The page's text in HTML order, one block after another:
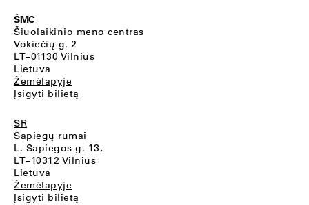
ŠMC
Šiuolaikinio meno centras
Vokiečių g. 2
LT–01130 Vilnius
Lietuva
Žemėlapyje
Įsigyti bilietą
SR
Sapiegų rūmai
L. Sapiegos g. 13,
LT–10312 Vilnius
Lietuva
Žemėlapyje
Įsigyti bilietą